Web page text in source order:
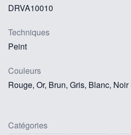
DRVA10010
Techniques
Peint
Couleurs
Rouge, Or, Brun, Gris, Blanc, Noir
Catégories